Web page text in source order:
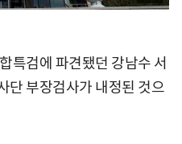
특검에 파견됐던 강남수 서
단 부장검사가 내정된 것으